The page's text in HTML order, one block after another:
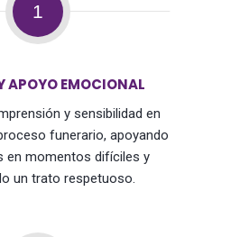
1
APOYO EMOCIONAL
y sensibilidad en
funerario, apoyando
en momentos difíciles y
un trato respetuoso.